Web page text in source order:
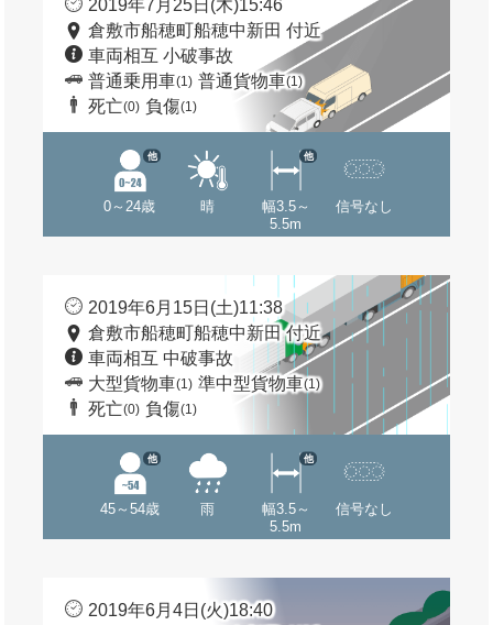
2019年7月25日(木)15:46
倉敷市船穂町船穂中新田 付近
車両相互 小破事故
普通乗用車(1) 普通貨物車(1)
死亡(0) 負傷(1)
0～24歳
他
晴
幅3.5～
5.5m
他
信号なし
2019年6月15日(土)11:38
倉敷市船穂町船穂中新田 付近
車両相互 中破事故
大型貨物車(1) 準中型貨物車(1)
死亡(0) 負傷(1)
45～54歳
他
雨
幅3.5～
5.5m
他
信号なし
2019年6月4日(火)18:40